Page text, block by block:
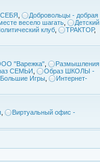
СЕБЯ
Добровольцы - добрая
весело шагать
Детский
клуб ТРАКТОР,
"Варежка"
Размышления
СЕМЬИ
Образ ШКОЛЫ -
Большие Игры
Интернет-
Виртуальный офис -